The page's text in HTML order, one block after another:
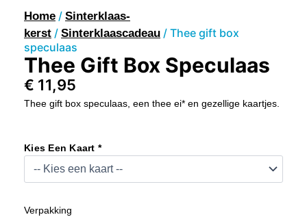
Home / Sinterklaas-
kerst / Sinterklaascadeau / Thee gift box
speculaas
Thee Gift Box Speculaas
€ 11,95
Thee gift box speculaas, een thee ei* en gezellige kaartjes.
Kies Een Kaart *
Verpakking
Gift
Box
Speculaas
Aantal